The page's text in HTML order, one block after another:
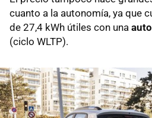
cuanto a la autonomía, ya que
de 27,4 kWh útiles con una
(ciclo WLTP).